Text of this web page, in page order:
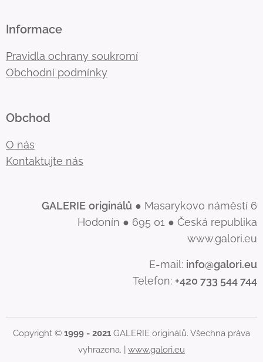
Informace
Pravidla ochrany soukromí
Obchodní podmínky
Obchod
O nás
Kontaktujte nás
GALERIE originálů ● Masarykovo náměstí 6
Hodonín ● 695 01 ● Česká republika
www.galori.eu
E-mail: info@galori.eu
Telefon: +420 733 544 744
Copyright © 1999 - 2021 GALERIE originálů. Všechna práva
vyhrazena. | www.galori.eu